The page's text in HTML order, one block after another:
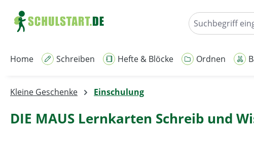
Hauptinhalt springen
Zur Suche springen
Zur Hauptnavigation springen
Home Schreiben Hefte & Blöcke Ordnen
Kleine Geschenke Einschulung
DIE MAUS Lernkarten Schreib und